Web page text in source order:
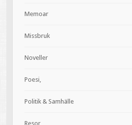
Memoar
Missbruk
Noveller
Poesi,
Politik & Samhälle
Resor